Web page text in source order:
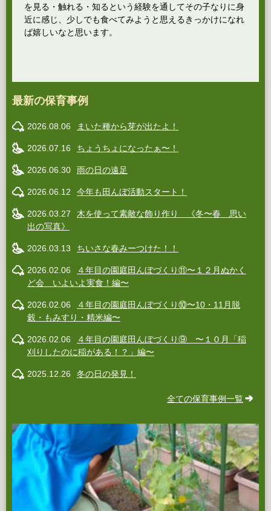
を見る・触れる・知るという経験を通してその子なりに身
近に感じ、少しでも食べてみようと思えるきっかけになれ
ば嬉しいなと思います。
最新の保育事例
2026.08.06 まいた種から芽が出たよ！
2026.07.16 ちょうちょになったぁ〜！
2026.06.30 雨の日の遠足
2026.06.12 今年も田んぼ活動スタート！
2026.03.27
木を使って素敵な飾り作り 《冬〜春 思い
出の写真》
2026.03.13 ちいさな春みーつけた！！
2026.02.06
４年目の園庭田んぼづくり⑪〜１２月ぬかく
ど会 いよいよ実食！編〜
2026.02.06
４年目の園庭田んぼづくり⑩〜10・11月脱
穀・もみすり・精米編〜
2026.02.06
４年目の園庭田んぼづくり⑨ 〜１０月「稲
刈りしたのに稲がある！？」編〜
2025.12.26 冬の日の発見！
全ての保育事例一覧